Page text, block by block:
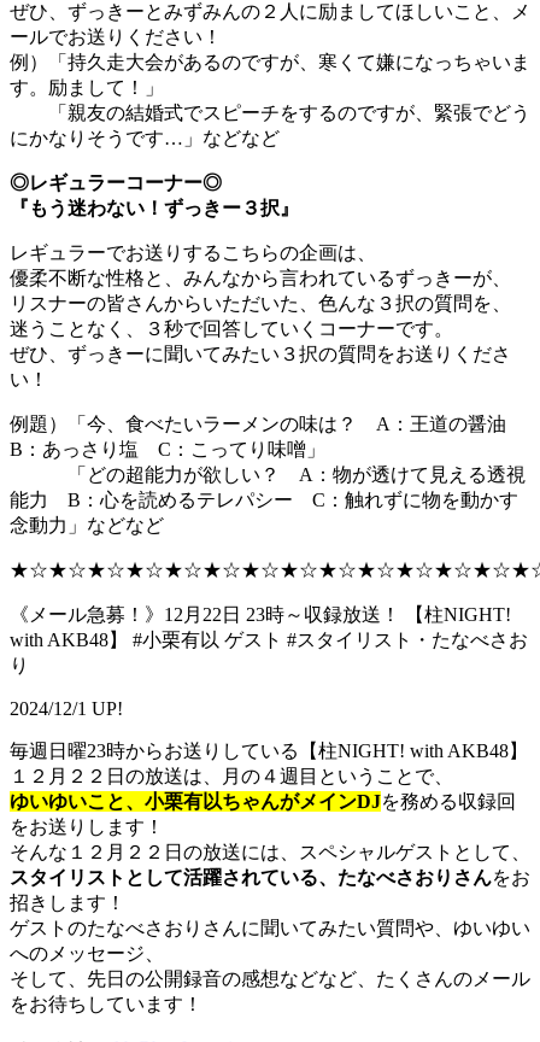
ぜひ、ずっきーとみずみんの２人に励ましてほしいこと、メ
ールでお送りください！
例）「持久走大会があるのですが、寒くて嫌になっちゃいま
す。励まして！」
「親友の結婚式でスピーチをするのですが、緊張でどう
にかなりそうです…」などなど
◎レギュラーコーナー◎
『もう迷わない！ずっきー３択』
レギュラーでお送りするこちらの企画は、
優柔不断な性格と、みんなから言われているずっきーが、
リスナーの皆さんからいただいた、色んな３択の質問を、
迷うことなく、３秒で回答していくコーナーです。
ぜひ、ずっきーに聞いてみたい３択の質問をお送りくださ
い！
例題）「今、食べたいラーメンの味は？ A：王道の醤油
B：あっさり塩 C：こってり味噌」
「どの超能力が欲しい？ A：物が透けて見える透視
能力 B：心を読めるテレパシー C：触れずに物を動かす
念動力」などなど
《メール急募！》12月22日 23時～収録放送！ 【柱NIGHT!
with AKB48】 #小栗有以 ゲスト #スタイリスト・たなべさお
り
2024/12/1 UP!
毎週日曜23時からお送りしている【柱NIGHT! with AKB48】
１２月２２日の放送は、月の４週目ということで、
ゆいゆいこと、小栗有以ちゃんがメインDJを務める収録回
をお送りします！
そんな１２月２２日の放送には、スペシャルゲストとして、
スタイリストとして活躍されている、たなべさおりさんをお
招きします！
ゲストのたなべさおりさんに聞いてみたい質問や、ゆいゆい
へのメッセージ、
そして、先日の公開録音の感想などなど、たくさんのメール
をお待ちしています！